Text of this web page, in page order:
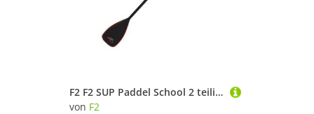
F2 F2 SUP Paddel School 2 teilig Schwarz 2024/25 SUP-Paddel
von F2